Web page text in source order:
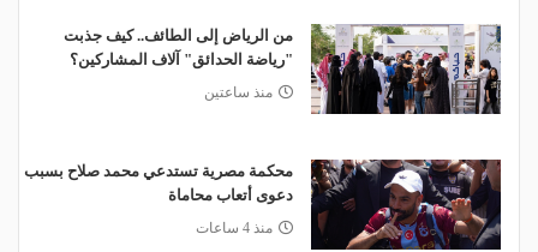
من الرياض إلى الطائف.. كيف جذبت
"رياضة الحدائق" آلاف المشاركين؟
منذ ساعتين
محكمة مصرية تستدعي محمد صلاح بسبب
دعوى أتعاب محاماة
منذ 4 ساعات